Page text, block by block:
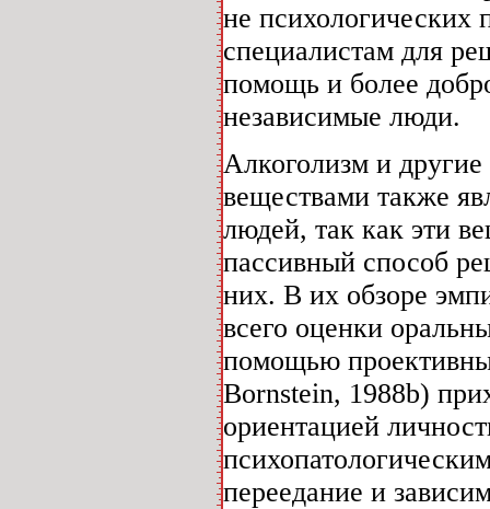
не
специалистам для
помощь и более
независимые люди.
Алкоголизм и
веществами также
людей, так как эти
пассивный способ
них. В их обзоре
всего оценки
помощью
Bornstein, 1988b)
ориентацией
переедание и